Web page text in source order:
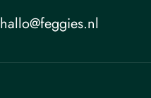
hallo@feggies.nl